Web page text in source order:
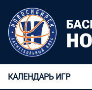
КАЛЕНДАРЬ ИГР